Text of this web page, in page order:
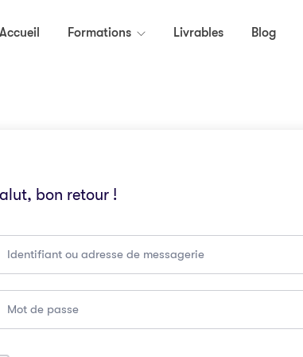
Formations Livrables Blog
bon retour !